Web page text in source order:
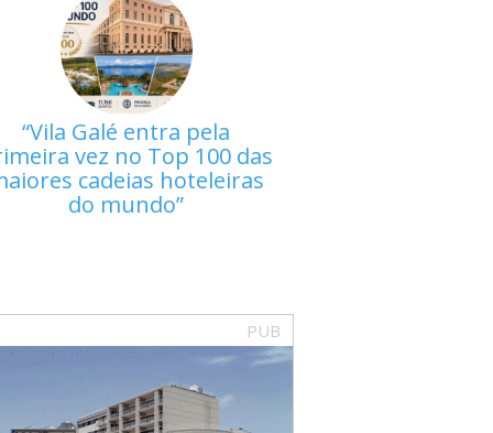
Vila Galé entra pela
vez no Top 100 das
cadeias hoteleiras
do mundo
PUB